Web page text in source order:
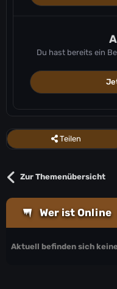
Du hast bereits ein
Teilen
Zur Themenübersicht
Wer ist Online
Aktuell befinden sich